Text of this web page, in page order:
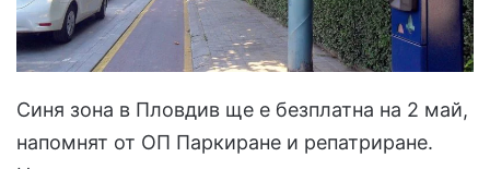
Синя зона в Пловдив ще е безплатна на 2 май,
напомнят от ОП Паркиране и репатриране.